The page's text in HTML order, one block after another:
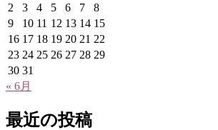
2
3 4 5 6 7
8
9
10 11 12 13 14 15
16 17 18 19 20 21 22
23 24 25 26 27 28 29
30 31
« 6月
最近の投稿